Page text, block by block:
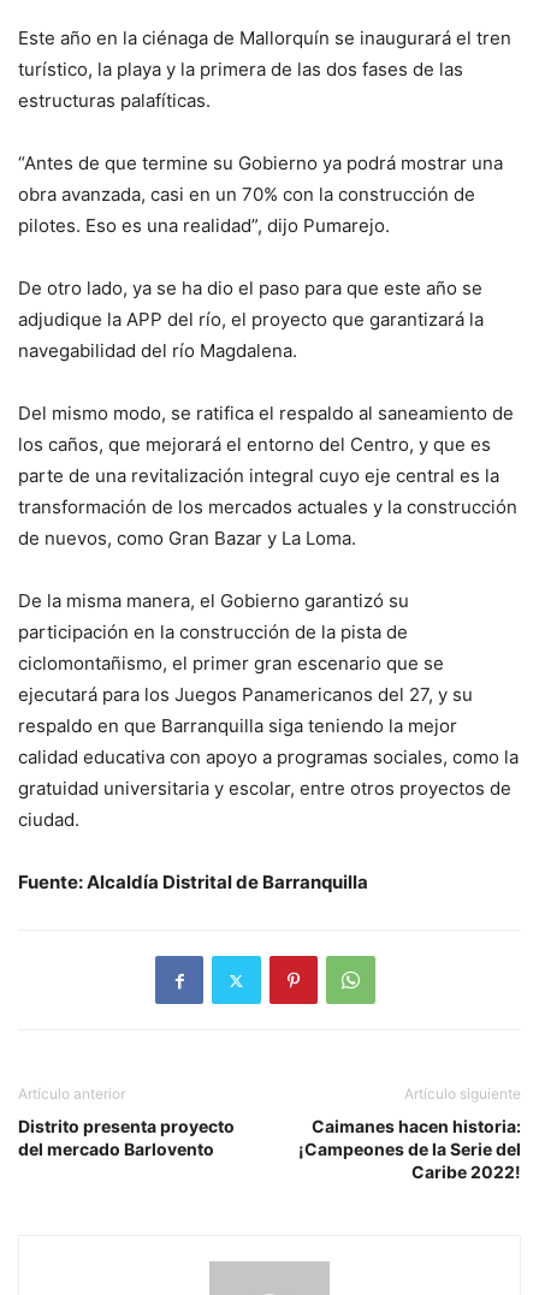
Este año en la ciénaga de Mallorquín se inaugurará el tren
turístico, la playa y la primera de las dos fases de las
estructuras palafíticas.
“Antes de que termine su Gobierno ya podrá mostrar una
obra avanzada, casi en un 70% con la construcción de
pilotes. Eso es una realidad”, dijo Pumarejo.
De otro lado, ya se ha dio el paso para que este año se
adjudique la APP del río, el proyecto que garantizará la
navegabilidad del río Magdalena.
Del mismo modo, se ratifica el respaldo al saneamiento de
los caños, que mejorará el entorno del Centro, y que es
parte de una revitalización integral cuyo eje central es la
transformación de los mercados actuales y la construcción
de nuevos, como Gran Bazar y La Loma.
De la misma manera, el Gobierno garantizó su
participación en la construcción de la pista de
ciclomontañismo, el primer gran escenario que se
ejecutará para los Juegos Panamericanos del 27, y su
respaldo en que Barranquilla siga teniendo la mejor
calidad educativa con apoyo a programas sociales, como la
gratuidad universitaria y escolar, entre otros proyectos de
ciudad.
Fuente: Alcaldía Distrital de Barranquilla
Artículo anterior
Distrito presenta proyecto
del mercado Barlovento
Artículo siguiente
Caimanes hacen historia:
¡Campeones de la Serie del
Caribe 2022!